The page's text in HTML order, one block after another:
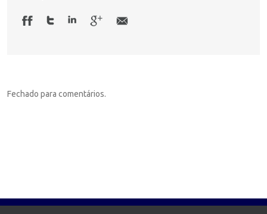
Fechado para comentários.